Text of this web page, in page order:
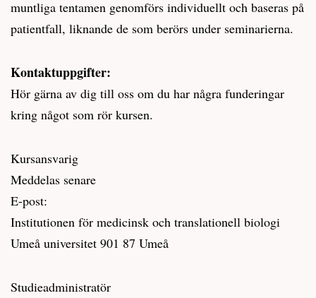
muntliga tentamen genomförs individuellt och baseras på
patientfall, liknande de som berörs under seminarierna.
Kontaktuppgifter:
Hör gärna av dig till oss om du har några funderingar
kring något som rör kursen.
Kursansvarig
Meddelas senare
E-post:
Institutionen för medicinsk och translationell biologi
Umeå universitet 901 87 Umeå
Studieadministratör